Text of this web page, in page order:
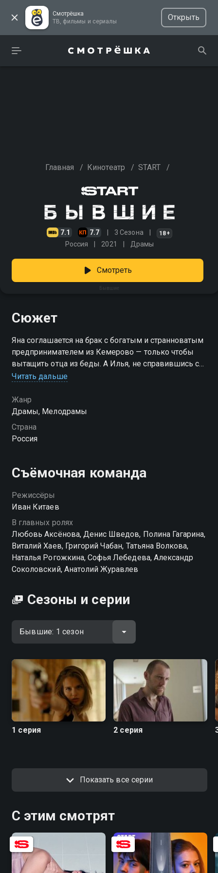
Смотрёшка
ТВ, фильмы и сериалы
Открыть
Главная / Кинотеатр / START /
7.1 7.7 3 Сезона 18+
Россия 2021 Драмы
Бывшие
Смотреть
Сюжет
Яна соглашается на брак с богатым и странноватым
предпринимателем из Кемерово — только чтобы
вытащить отца из беды. А Илья, не справившись с
собственными проблемами, устраивается личным
Елене. Каждый из них пытается спастись от
внутренней пустоты, но оказывается в ситуации, где
назад дороги уже нет. Получится ли у них
справиться с зависимостями, которые разрушили
Читать дальше
Жанр
Драмы, Мелодрамы
Страна
Россия
Съёмочная команда
Режиссёры
Иван Китаев
В главных ролях
Любовь Аксёнова, Денис Шведов, Полина Гагарина,
Виталий Хаев, Григорий Чабан, Татьяна Волкова,
Наталья Рогожкина, Софья Лебедева, Александр
Соколовский, Анатолий Журавлев
Сезоны и серии
1 серия 2 серия
Показать все серии
С этим смотрят